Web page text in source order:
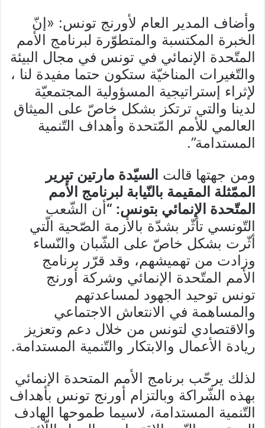
وأضاف المدير العام لأورنج تونس: «إنّ
الخبرة المكتسبة والمتطوّرة لبرنامج الأمم
المتّحدة الإنمائي في تونس في مجال البيئة
والتّغيرات المناخيّة ستكون حتما مفيدة لنا ،
لإثراء إستراتيجية المسؤولية المجتمعيّة
لدينا والتي ترتكز بشكل خاصّ على الميثاق
العالمي للأمم المّتحدة وأهداف التّنمية
المستدامة”.
ومن جهتها قالت السيّدة مارتين تيرير
الممّثلة المقيمة بالنّيابة لبرنامج الأمم
المتّحدة الإنمائي بتونس: “أن الشّعب
التّونسي تأثّر بشدّة بالأزمة الصّحية الّتي
أثّرت بشكل خاصّ على الشّبان والنّساء
وزادت من تهميشهم، وقد قرّر برنامج
الأمم المتّحدة الإنمائي وشركة أورنج
تونس توحيد الجهود لمساعدتهم
والمساهمة في الانتعاش الاجتماعي
والاقتصادي لتونس من خلال دعم وتعزيز
ريادة الأعمال والابتكار والتّنمية المستدامة.
لذلك يرحّب برنامج الأمم المتحدة الإنمائي
بهذه الشّراكة وبالتزام أورنج تونس بأهداف
التّنمية المستدامة، لاسيما طموحها الهادف